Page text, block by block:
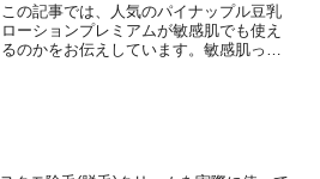
この記事では、人気のパイナップル豆乳
ローションプレミアムが敏感肌でも使え
るのかをお伝えしています。敏感肌って